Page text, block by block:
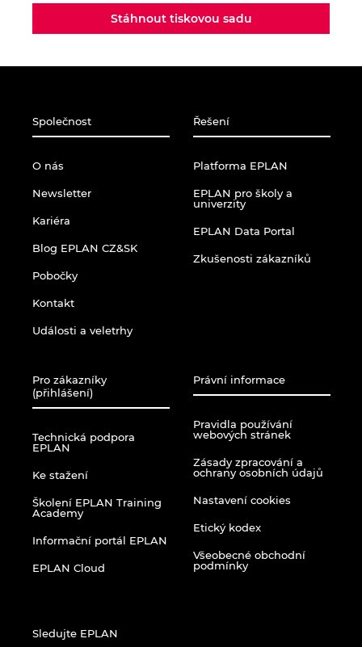
Stáhnout tiskovou sadu
Společnost
O nás
Newsletter
Kariéra
Blog EPLAN CZ&SK
Pobočky
Kontakt
Události a veletrhy
Řešení
Platforma EPLAN
EPLAN pro školy a
univerzity
EPLAN Data Portal
Zkušenosti zákazníků
Pro zákazníky
(přihlášení)
Technická podpora
EPLAN
Ke stažení
Školení EPLAN Training
Academy
Informační portál EPLAN
EPLAN Cloud
Právní informace
Pravidla používání
webových stránek
Zásady zpracování a
ochrany osobních údajů
Nastavení cookies
Etický kodex
Všeobecné obchodní
podmínky
Sledujte EPLAN